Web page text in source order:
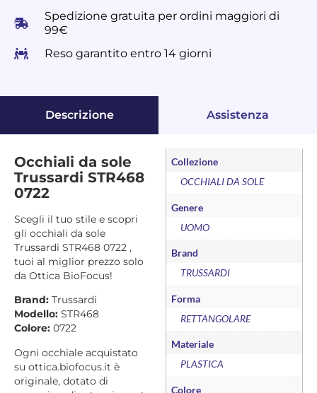
Spedizione gratuita per ordini maggiori di
99€
Reso garantito entro 14 giorni
Descrizione Assistenza
Occhiali da sole
Trussardi STR468
0722
Scegli il tuo stile e scopri
gli occhiali da sole
Trussardi STR468 0722 ,
tuoi al miglior prezzo solo
da Ottica BioFocus!
Brand: Trussardi
Modello: STR468
Colore: 0722
Ogni occhiale acquistato
su ottica.biofocus.it è
originale, dotato di
Collezione
OCCHIALI DA SOLE
Genere
UOMO
Brand
TRUSSARDI
Forma
RETTANGOLARE
Materiale
PLASTICA
Colore